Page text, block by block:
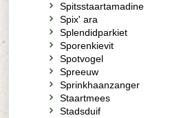
Spitsstaartamadine
Spix' ara
Splendidparkiet
Sporenkievit
Spotvogel
Spreeuw
Sprinkhaanzanger
Staartmees
Stadsduif